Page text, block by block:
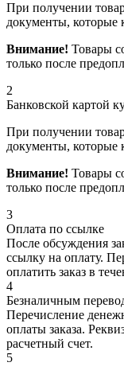
При получении
документы, которые
Внимание! Товары
только после
2
Банковской картой
При получении
документы, которые
Внимание! Товары
только после
3
Оплата по ссылке
После обсуждения
ссылку на оплату.
оплатить заказ в
4
Безналичным
Перечисление
оплаты заказа.
расчетный счет.
5